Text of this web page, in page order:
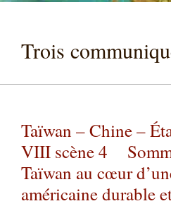
Trois
Taïwan – Chine –
VIII scène 4
Taïwan au cœur
américaine durable